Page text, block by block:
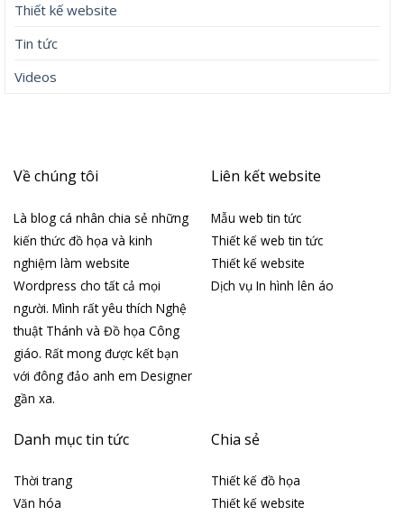
Thiết kế website
Tin tức
Videos
Về chúng tôi
Là blog cá nhân chia sẻ những
kiến thức đồ họa và kinh
nghiệm làm website
Wordpress cho tất cả mọi
người. Mình rất yêu thích Nghệ
thuật Thánh và Đồ họa Công
giáo. Rất mong được kết bạn
với đông đảo anh em Designer
gần xa.
Liên kết website
Mẫu web tin tức
Thiết kế web tin tức
Thiết kế website
Dịch vụ In hình lên áo
Danh mục tin tức
Thời trang
Văn hóa
Chia sẻ
Thiết kế đồ họa
Thiết kế website